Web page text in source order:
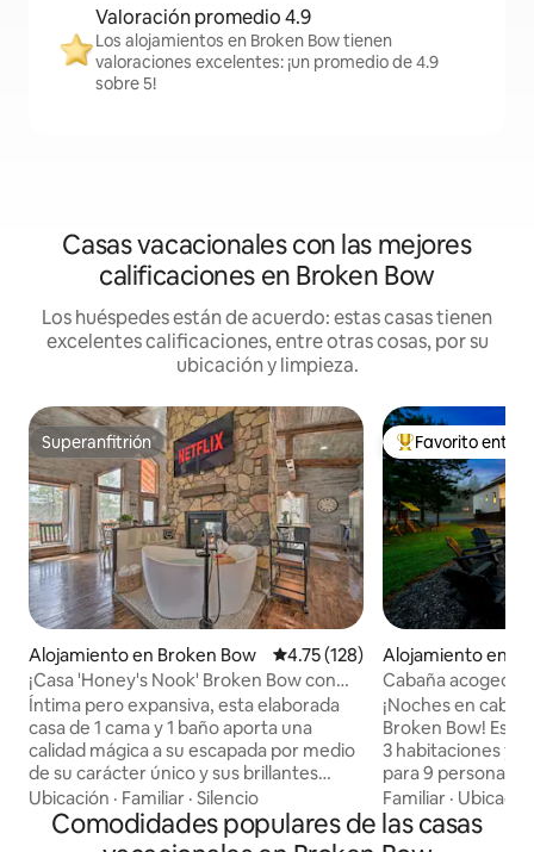
Valoración promedio 4.9
Los alojamientos en Broken Bow tienen
valoraciones excelentes: ¡un promedio de 4.9
sobre 5!
Casas vacacionales con las mejores
calificaciones en Broken Bow
Los huéspedes están de acuerdo: estas casas tienen
excelentes calificaciones, entre otras cosas, por su
ubicación y limpieza.
Superanfitrión
Superanfitrión
Alojamiento en Broken Bow Calificación promedio: 4.75 de
4.75 (128)
¡Casa 'Honey's Nook' Broken Bow con
jacuzzi y cubiertas!
Íntima pero expansiva, esta elaborada
casa de 1 cama y 1 baño aporta una
calidad mágica a su escapada por medio
de su carácter único y sus brillantes
amenidades. Diseñada para crear una
experiencia similar a un spa, la espaciosa
ducha a ras de suelo ofrece una función
Ubicación · Familiar · Silencio
Favorito entre
Favorito entre
Alojamiento en
Cabaña
Jacuzzi + fogata |
construcción
¡Noches en
Broken Bow! Esta
3 habitaciones y
para 9 personas
privado, fogata,
infantil. Después
hacer
Familiar ·
Comodidades populares de las casas